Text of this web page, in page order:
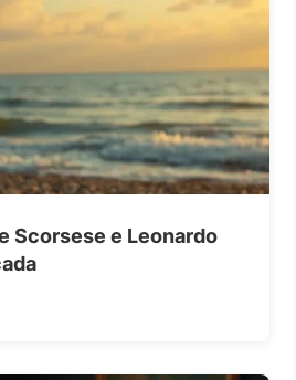
Scorsese e Leonardo